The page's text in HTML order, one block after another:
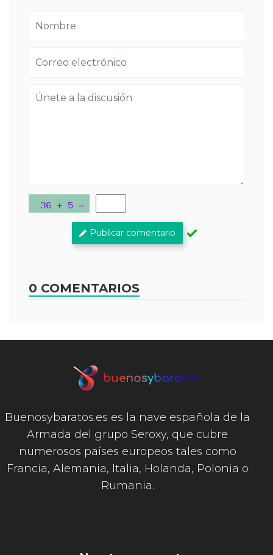
Publicar comentario
0 COMENTARIOS
Buenosybaratos.es es la nave española de la
Armada del grupo Seroxy, que cubre
numerosos países europeos tales como
Francia, Alemania, Italia, Holanda, Polonia o
Rumania.